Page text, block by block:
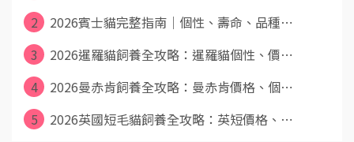
2
2026賓士貓完整指南｜個性、壽命、品種⋯
3
2026暹羅貓飼養全攻略：暹羅貓個性、價⋯
4
2026曼赤肯飼養全攻略：曼赤肯價格、個⋯
5
2026英國短毛貓飼養全攻略：英短價格、⋯